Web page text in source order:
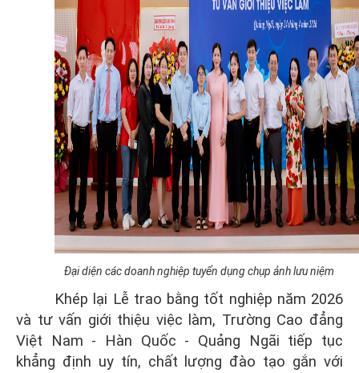
Đại diện các doanh nghiệp tuyển dụng chụp ảnh lưu niệm
Khép lại Lễ trao bằng tốt nghiệp năm 2026
và tư vấn giới thiệu việc làm, Trường Cao đẳng
Việt Nam - Hàn Quốc - Quảng Ngãi tiếp tục
khẳng định uy tín, chất lượng đào tạo gắn với